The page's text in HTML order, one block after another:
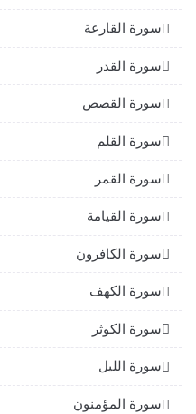
سورة القارعة
سورة القدر
سورة القصص
سورة القلم
سورة القمر
سورة القيامة
سورة الكافرون
سورة الكهف
سورة الكوثر
سورة الليل
سورة المؤمنون